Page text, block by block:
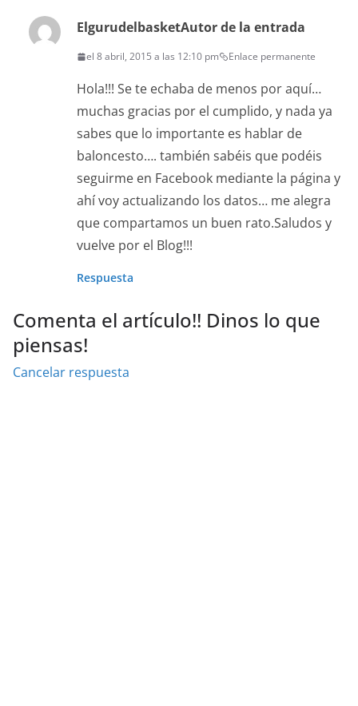
ElgurudelbasketAutor de la entrada
el 8 abril, 2015 a las 12:10 pm Enlace permanente
Hola!!! Se te echaba de menos por aquí…
muchas gracias por el cumplido, y nada ya
sabes que lo importante es hablar de
baloncesto…. también sabéis que podéis
seguirme en Facebook mediante la página y
ahí voy actualizando los datos… me alegra
que compartamos un buen rato.Saludos y
vuelve por el Blog!!!
Respuesta
Comenta el artículo!! Dinos lo que
piensas!
Cancelar respuesta